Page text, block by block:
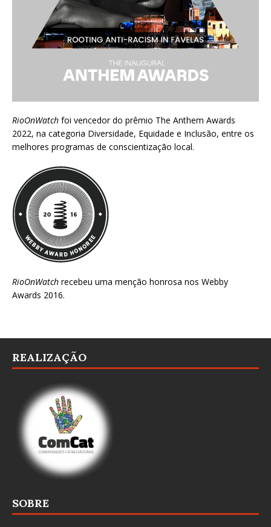
RioOnWatch foi vencedor do prêmio The Anthem Awards
2022, na categoria Diversidade, Equidade e Inclusão, entre os
melhores programas de conscientização local.
RioOnWatch recebeu uma menção honrosa nos Webby
Awards 2016.
REALIZAÇÃO
SOBRE